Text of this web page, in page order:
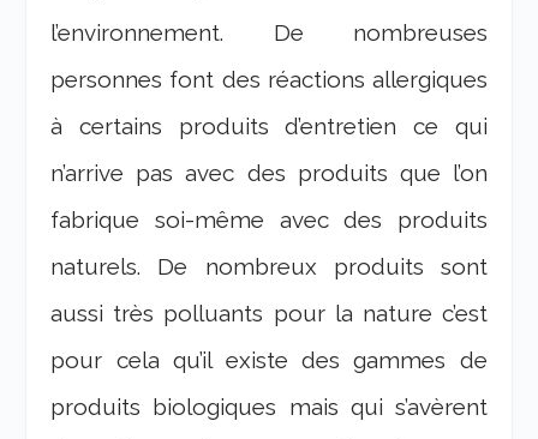
l’environnement. De nombreuses
personnes font des réactions allergiques
à certains produits d’entretien ce qui
n’arrive pas avec des produits que l’on
fabrique soi-même avec des produits
naturels. De nombreux produits sont
aussi très polluants pour la nature c’est
pour cela qu’il existe des gammes de
produits biologiques mais qui s’avèrent